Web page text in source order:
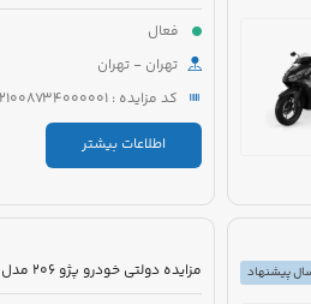
فعال
تهران - تهران
کد مزایده : 5121008734000001
اطلاعات بیشتر
پیشنهاد